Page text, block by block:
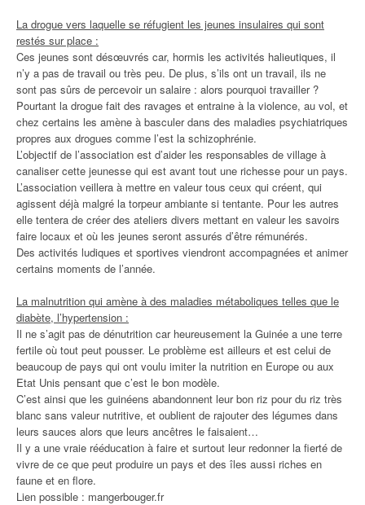
La drogue vers laquelle se réfugient les jeunes insulaires qui sont
restés sur place :
Ces jeunes sont désœuvrés car, hormis les activités halieutiques, il
n’y a pas de travail ou très peu. De plus, s’ils ont un travail, ils ne
sont pas sûrs de percevoir un salaire : alors pourquoi travailler ?
Pourtant la drogue fait des ravages et entraine à la violence, au vol, et
chez certains les amène à basculer dans des maladies psychiatriques
propres aux drogues comme l’est la schizophrénie.
L’objectif de l’association est d’aider les responsables de village à
canaliser cette jeunesse qui est avant tout une richesse pour un pays.
L’association veillera à mettre en valeur tous ceux qui créent, qui
agissent déjà malgré la torpeur ambiante si tentante. Pour les autres
elle tentera de créer des ateliers divers mettant en valeur les savoirs
faire locaux et où les jeunes seront assurés d’être rémunérés.
Des activités ludiques et sportives viendront accompagnées et animer
certains moments de l’année.
La malnutrition qui amène à des maladies métaboliques telles que le
diabète, l’hypertension :
Il ne s’agit pas de dénutrition car heureusement la Guinée a une terre
fertile où tout peut pousser. Le problème est ailleurs et est celui de
beaucoup de pays qui ont voulu imiter la nutrition en Europe ou aux
Etat Unis pensant que c’est le bon modèle.
C’est ainsi que les guinéens abandonnent leur bon riz pour du riz très
blanc sans valeur nutritive, et oublient de rajouter des légumes dans
leurs sauces alors que leurs ancêtres le faisaient…
Il y a une vraie rééducation à faire et surtout leur redonner la fierté de
vivre de ce que peut produire un pays et des îles aussi riches en
faune et en flore.
Lien possible : mangerbouger.fr